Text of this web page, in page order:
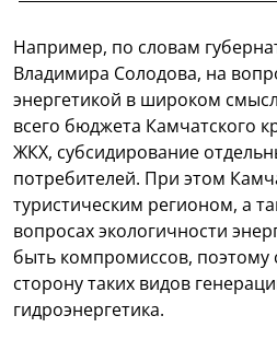
Например, по словам
Владимира Солодова, на
энергетикой в широком
всего бюджета Камчатского
ЖКХ, субсидирование
потребителей. При этом
туристическим регионом, а
вопросах экологичности
быть компромиссов, поэтому
сторону таких видов
гидроэнергетика.